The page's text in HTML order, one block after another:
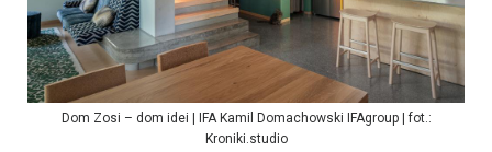
Dom Zosi – dom idei | IFA Kamil Domachowski IFAgroup | fot.:
Kroniki.studio